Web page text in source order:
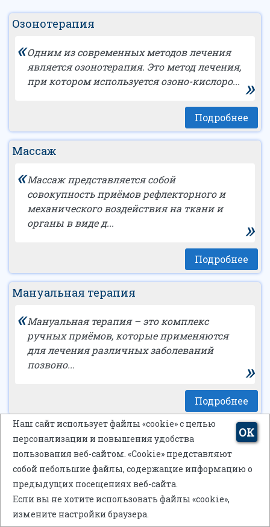
Озонотерапия
«Одним из современных методов лечения
является озонотерапия. Это метод лечения,
при котором используется озоно-кислоро... »
Подробнее
Массаж
«Массаж представляется собой
совокупность приёмов рефлекторного и
механического воздействия на ткани и
органы в виде д...
»
Подробнее
Мануальная терапия
«Мануальная терапия – это комплекс
ручных приёмов, которые применяются
для лечения различных заболеваний
позвоно...
»
Подробнее
Посмотреть все
Акция «Раннее
Бронирование» до 17.08.2026
ОК
Наш сайт использует файлы «cookie» с целью
персонализации и повышения удобства
пользования веб-сайтом. «Cookie» представляют
собой небольшие файлы, содержащие информацию о
предыдущих посещениях веб-сайта.
Если вы не хотите использовать файлы «cookie»,
измените настройки браузера.